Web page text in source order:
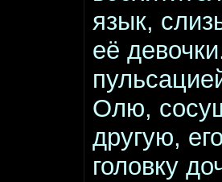
язык,
её
Олю,
другую,
головку